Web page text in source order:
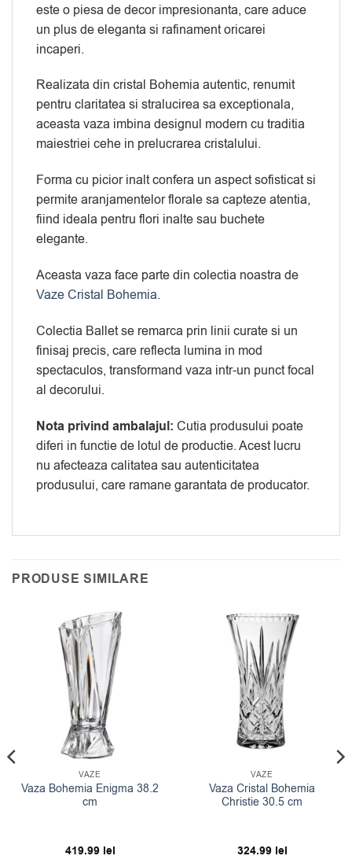
este o piesa de decor impresionanta, care aduce
un plus de eleganta si rafinament oricarei
incaperi.
Realizata din cristal Bohemia autentic, renumit
pentru claritatea si stralucirea sa exceptionala,
aceasta vaza imbina designul modern cu traditia
maiestriei cehe in prelucrarea cristalului.
Forma cu picior inalt confera un aspect sofisticat si
permite aranjamentelor florale sa capteze atentia,
fiind ideala pentru flori inalte sau buchete
elegante.
Aceasta vaza face parte din colectia noastra de
Vaze Cristal Bohemia.
Colectia Ballet se remarca prin linii curate si un
finisaj precis, care reflecta lumina in mod
spectaculos, transformand vaza intr-un punct focal
al decorului.
Nota privind ambalajul: Cutia produsului poate
diferi in functie de lotul de productie. Acest lucru
nu afecteaza calitatea sau autenticitatea
produsului, care ramane garantata de producator.
PRODUSE SIMILARE
VAZE
Vaza Bohemia Enigma 38.2
cm
419.99 lei
VAZE
Vaza Cristal Bohemia
Christie 30.5 cm
324.99 lei